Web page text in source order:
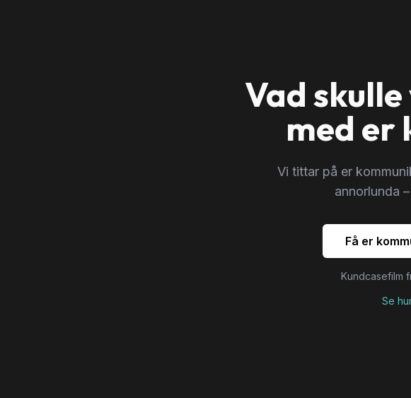
Vad
med er
Vi tittar på er
annorlunda
Få er
Kundcasefilm
Se